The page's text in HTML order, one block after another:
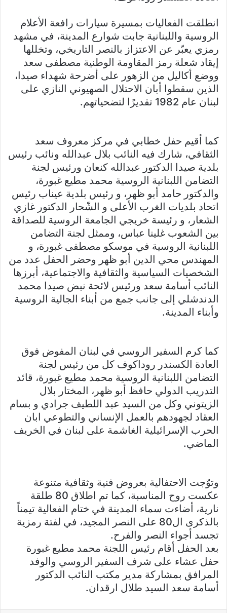
انطلقت الفعاليات بمسيرة سيارات رافعة الأعلام
الروسية واللبنانية جابت شوارع المدينة، في مشهد
رمزي يعبّر عن الاعتزاز بالنصر التاريخي، وتخللها
إيقاد شعلة رمز المقاومة الوطنية مصطفى سعد
ووضع أكاليل من الزهور على أضرحة شهداء صيدا،
الذين سقطوا أبان الاحتلال الصهيوني النازي على
لبنان عام 1982 تقديرًا لتضحياتهم.
كما أقيم حفل خطابي في مركز معروف سعد
الثقافي، شارك فيه النائب بلال عبدالله ونائب رئيس
بلدية صيدا الدكتور عبدالله كنعان ورئيس لجنة
التضامن اللبنانية الروسية محمد مطيع غبورة،
والدكتور حامد أبو ظهر، و رئيس بلدية عيناب رئيس
اتحاد بلديات الغرب الأعلى و الشّحار الدكتور غازي
الشعار، و رئيسة خريجي الجامعة الروسية للصداقة
بين الشعوب غلينا عباس، وممثل لجنة التضامن
اللبنانية الروسية في موسكو مصطفى غبورة، و
المهندس محي الدين أبو ظهر وحضر الحفل عدد من
الشخصيات السياسية والثقافية والاجتماعية، أبرزها
النائب أسامة سعد ورئيس لائحة نبض صيدا محمد
الدندشلي إلى جانب جمع من أبناء الجالية الروسية
وأبناء المدينة.
كما كرم السفير الروسي في لبنان المفوض فوق
العادة الكسندر روداكوف كل من رئيس لجنة
التضامن اللبنانية الروسية محمد مطيع غبورة، قائد
التدريب الدولي حافظ أبو ظهر، المختار بلال
الزيتوني وكل من السيد عبد اللطيف جرادي و بسام
العقاد لجهودهم بالعمل الإنساني والتطوعي ابان
الحرب الإسرائيلية الغاشمة على لبنان في الخريف
الماضي.
وتوّجت الاحتفالية بعروض فنية وثقافية متنوعة
عكست روح المناسبة، كما تم اطلاق 80 طلقة
نارية، أضاءت سماء المدينة في ختام الفعالية تيمناً
بالذكرى ال80 على النصر المجيد، في لفتة رمزية
تجسد أجواء النصر والفرح.
بعد الحفل أقام رئيس اللجنة محمد مطيع غبورة
حفل عشاء على شرف السفير الروسي والوفد
المرافق بمشاركة مدير مكتب النائب الدكتور
أسامة سعد السيد طلال ارقدان.